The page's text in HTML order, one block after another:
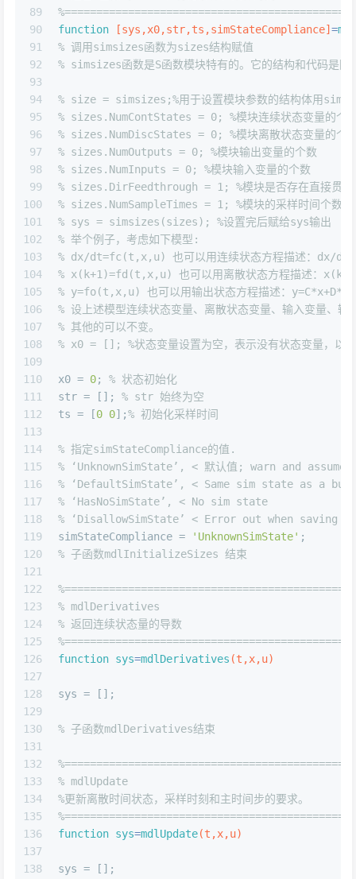
89
90
91
92
93
94
95
96
97
98
99
100
101
102
103
104
105
106
107
108
109
110
111
112
113
114
115
116
117
118
119
120
121
122
123
124
125
126
127
128
129
130
131
132
133
134
135
136
137
138
function
[sys,x0,str,ts,simStateCompliance] =
% 调用simsizes函数为sizes结构赋值
% simsizes函数是S函数模块特有的。它的结构和代码是固
% size = simsizes;%用于设置模块参数的结构体用
% sizes.NumContStates = 0; %模块连续状态变量的个
% sizes.NumDiscStates = 0; %模块离散状态变量的个
% sizes.NumOutputs = 0; %模块输出变量的个数
% sizes.NumInputs = 0; %模块输入变量的个数
% sizes.DirFeedthrough = 1; %模块是否存在直接贯通
% sizes.NumSampleTimes = 1; %模块的采样时间个数
% sys = simsizes(sizes); %设置完后赋给sys输出
% 举个例子，考虑如下模型:
% dx/dt=fc(t,x,u) 也可以用连续状态方程描述：dx/
% x(k+1)=fd(t,x,u) 也可以用离散状态方程描述：
% y=fo(t,x,u) 也可以用输出状态方程描述：y=C*x+D*u
% 设上述模型连续状态变量、离散状态变量、输入变量
% 其他的可以不变。
% x0 = []; %状态变量设置为空，表示没有状态变量，以
x0 = 0; % 状态初始化
str = []; % str 始终为空
ts = [0 0];% 初始化采样时间
% 指定simStateCompliance的值.
% ‘UnknownSimState’, < 默认值; warn and
% ‘DefaultSimState’, < Same sim state as a
% ‘HasNoSimState’, < No sim state
% ‘DisallowSimState’ < Error out when
simStateCompliance =
'UnknownSimState' ;
% 子函数mdlInitializeSizes 结束
% mdlDerivatives
% 返回连续状态量的导数
function sys=mdlDerivatives (t,x,u)
sys = [];
% 子函数mdlDerivatives结束
% mdlUpdate
%更新离散时间状态，采样时刻和主时间步的要求。
function sys=mdlUpdate(t,x,u)
sys = [];